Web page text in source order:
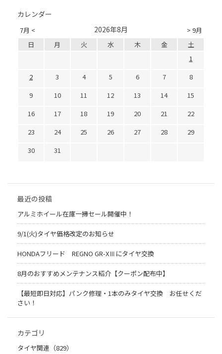
カレンダー
7月 < > 9月
2026年8月
日 月 火 水 木 金
土
1
2
3 4 5 6 7
8
9
10 11 12 13 14
15
16
17 18 19 20 21
22
23
24 25 26 27 28
29
30
31
最近の投稿
アルミホイール在庫一掃セール開催中！
9/1(火)タイヤ価格改定のお知らせ
HONDAフリード REGNO GR-XⅢにタイヤ交換
8月のおすすめメンテナンス紹介【クーポン配布中】
【最短即日対応】パンク修理・1本のみタイヤ交換 お任せくだ
さい！
カテゴリ
タイヤ関連（829）